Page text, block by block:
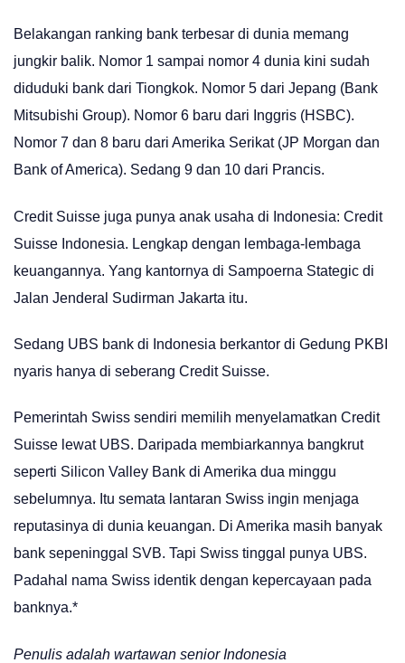
Belakangan ranking bank terbesar di dunia memang
jungkir balik. Nomor 1 sampai nomor 4 dunia kini sudah
diduduki bank dari Tiongkok. Nomor 5 dari Jepang (Bank
Mitsubishi Group). Nomor 6 baru dari Inggris (HSBC).
Nomor 7 dan 8 baru dari Amerika Serikat (JP Morgan dan
Bank of America). Sedang 9 dan 10 dari Prancis.
Credit Suisse juga punya anak usaha di Indonesia: Credit
Suisse Indonesia. Lengkap dengan lembaga-lembaga
keuangannya. Yang kantornya di Sampoerna Stategic di
Jalan Jenderal Sudirman Jakarta itu.
Sedang UBS bank di Indonesia berkantor di Gedung PKBI
nyaris hanya di seberang Credit Suisse.
Pemerintah Swiss sendiri memilih menyelamatkan Credit
Suisse lewat UBS. Daripada membiarkannya bangkrut
seperti Silicon Valley Bank di Amerika dua minggu
sebelumnya. Itu semata lantaran Swiss ingin menjaga
reputasinya di dunia keuangan. Di Amerika masih banyak
bank sepeninggal SVB. Tapi Swiss tinggal punya UBS.
Padahal nama Swiss identik dengan kepercayaan pada
banknya.*
Penulis adalah wartawan senior Indonesia